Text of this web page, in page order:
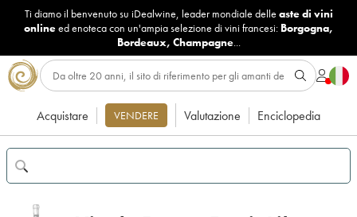
Ti diamo il benvenuto su iDealwine, leader mondiale delle aste di vini
onlineed enoteca con un'ampia selezione di vini francesi: Borgogna,
Bordeaux, Champagne...
Acquistare VENDERE Valutazione Enciclopedia